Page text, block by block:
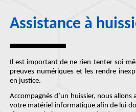
Assistance à
Il est important de ne rien tenter soi-
preuves numériques et les rendre
en justice.
Accompagnés d’un huissier, nous allons
votre matériel informatique afin de lui